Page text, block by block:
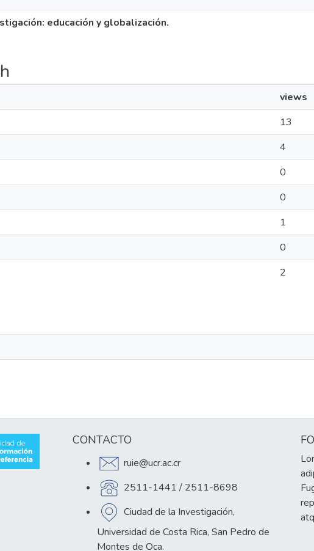
educación y globalización.
views
13
4
0
0
1
0
2
CONTACTO
ruie@ucr.ac.cr
2511-1441 / 2511-8698
Ciudad de la Investigación,
Universidad de Costa Rica, San Pedro de
Montes de Oca.